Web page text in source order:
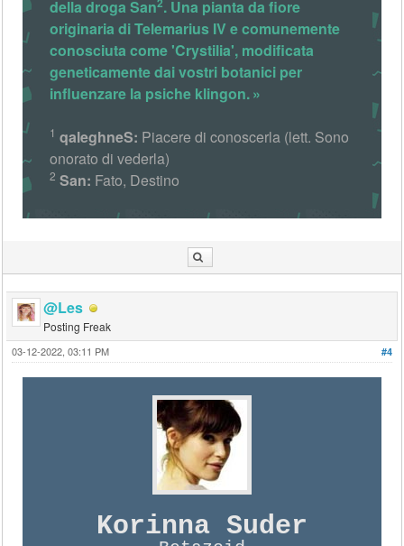
della droga San . Una pianta da fiore
originaria di Telemarius IV e comunemente
conosciuta come 'Crystilia', modificata
geneticamente dai vostri botanici per
influenzare la psiche klingon.
1 qaleghneS: Piacere di conoscerla (lett. Sono
onorato di vederla)
2 San: Fato, Destino
@Les
Posting Freak
#4
03-12-2022, 03:11 PM
Korinna Suder